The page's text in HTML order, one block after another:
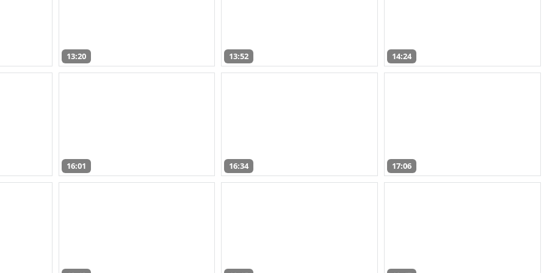
13:20 13:52 14:24
16:01 16:34 17:06